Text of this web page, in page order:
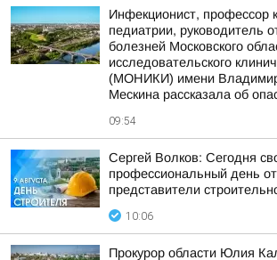
Инфекционист, профессор
педиатрии, руководитель
болезней Московского
исследовательского
(МОНИКИ) имени
Мескина рассказала об
09:54
Сергей Волков: Сегодня
профессиональный день
представители
10:06
Прокурор области Юлия